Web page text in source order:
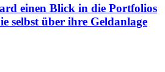
einen Blick in die Portfolios
selbst über ihre Geldanlage